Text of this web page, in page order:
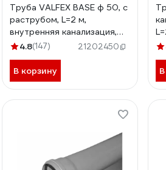
Труба VALFEX BASE ф 50, с
раструбом, L=2 м,
внутренняя канализация,
толщина стенки 1.8
4.8(147) 21202450
В корзину